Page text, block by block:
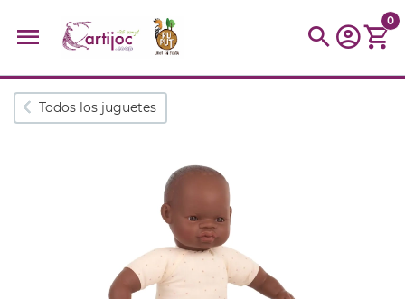
Búsquedas populares
kidynight Puzzle
0
Todos los juguetes